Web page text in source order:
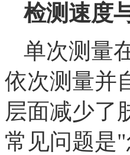
检测速度
单次测量
依次测量并
层面减少
常见问题是